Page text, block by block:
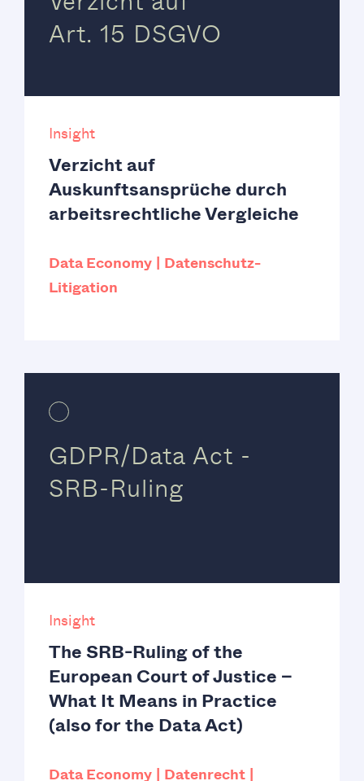
Art. 15 DSGVO
Insight
Verzicht auf
Auskunftsansprüche durch
arbeitsrechtliche Vergleiche
Data Economy
Datenschutz-
Litigation
GDPR/Data Act -
SRB-Ruling
Insight
The SRB-Ruling of the
European Court of Justice –
What It Means in Practice
(also for the Data Act)
Data Economy Datenrecht